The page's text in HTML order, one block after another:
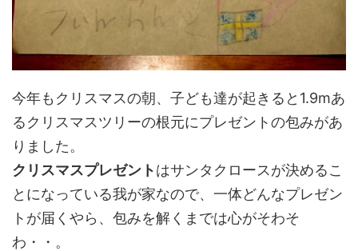
今年もクリスマスの朝、子ども達が起きると1.9mあ
るクリスマスツリーの根元にプレゼントの包みがあ
りました。
クリスマスプレゼントはサンタクロースが決めるこ
とになっている我が家なので、一体どんなプレゼン
トが届くやら、包みを解くまでは心がそわそ
わ・・。